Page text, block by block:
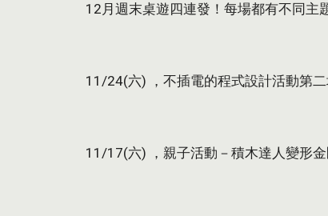
12月週末桌遊四連發！每場都有不同主
11/24(六) ，不插電的程式設計活動第二
11/17(六) ，親子活動－積木達人變形